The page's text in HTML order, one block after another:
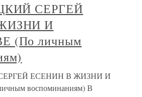
СЕРГЕЙ
И
(По личным
ЕСЕНИН В ЖИЗНИ И
воспоминаниям) В